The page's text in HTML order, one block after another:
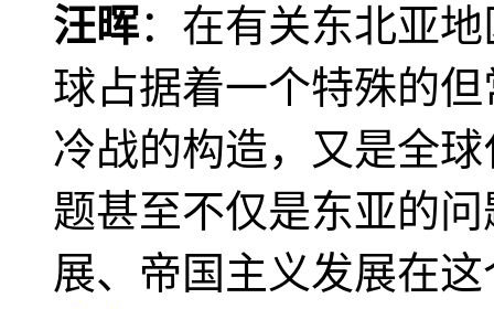
汪晖：在有关东北亚
球占据着一个特殊的
冷战的构造，又是全
题甚至不仅是东亚的
展、帝国主义发展在